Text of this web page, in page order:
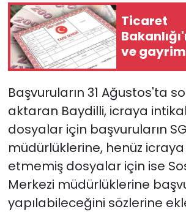
Ticaret
ve
kararı
Başvuruların 31 Ağustos'ta
aktaran Baydilli, icraya
dosyalar için başvuruların
müdürlüklerine, henüz
etmemiş dosyalar için ise
Merkezi müdürlüklerine
yapılabileceğini sözlerine